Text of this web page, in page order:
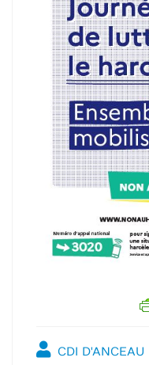
CDI D'ANCEAU